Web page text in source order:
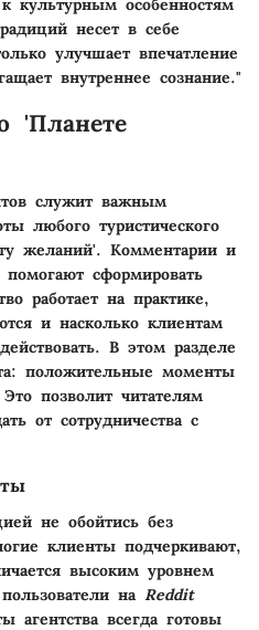
культурным особенностям
несет в себе
улучшает впечатление
внутреннее сознание."
'Планете
служит важным
любого туристического
желаний'. Комментарии и
сформировать
работает на практике,
и насколько клиентам
В этом разделе
положительные моменты
позволит читателям
от сотрудничества с
не обойтись без
клиенты подчеркивают,
высоким уровнем
на Reddit
агентства всегда готовы